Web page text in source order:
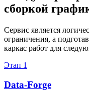
сборкой
Сервис является
ограничения, а
каркас работ для
Этап 1
Data-Forge